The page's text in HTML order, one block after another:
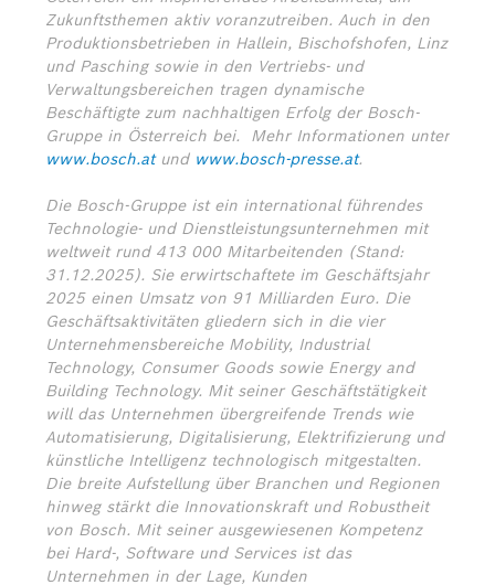
Zukunftsthemen aktiv voranzutreiben. Auch in den
Produktionsbetrieben in Hallein, Bischofshofen, Linz
und Pasching sowie in den Vertriebs- und
Verwaltungsbereichen tragen dynamische
Beschäftigte zum nachhaltigen Erfolg der Bosch-
Gruppe in Österreich bei. Mehr Informationen unter
www.bosch.atund www.bosch-presse.at.
Die Bosch-Gruppe ist ein international führendes
Technologie- und Dienstleistungsunternehmen mit
weltweit rund 413 000 Mitarbeitenden (Stand:
31.12.2025). Sie erwirtschaftete im Geschäftsjahr
2025 einen Umsatz von 91 Milliarden Euro. Die
Geschäftsaktivitäten gliedern sich in die vier
Unternehmensbereiche Mobility, Industrial
Technology, Consumer Goods sowie Energy and
Building Technology. Mit seiner Geschäftstätigkeit
will das Unternehmen übergreifende Trends wie
Automatisierung, Digitalisierung, Elektrifizierung und
künstliche Intelligenz technologisch mitgestalten.
Die breite Aufstellung über Branchen und Regionen
hinweg stärkt die Innovationskraft und Robustheit
von Bosch. Mit seiner ausgewiesenen Kompetenz
bei Hard-, Software und Services ist das
Unternehmen in der Lage, Kunden